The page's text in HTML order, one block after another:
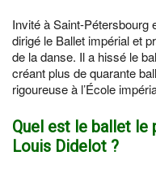
Invité à Saint-Pétersbourg
dirigé le Ballet impérial et
de la danse. Il a hissé le
créant plus de quarante
rigoureuse à l’École
Quel est le ballet le
Louis Didelot ?